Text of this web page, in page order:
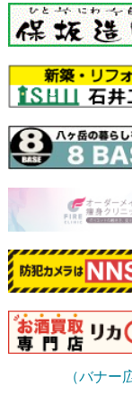
（バナー